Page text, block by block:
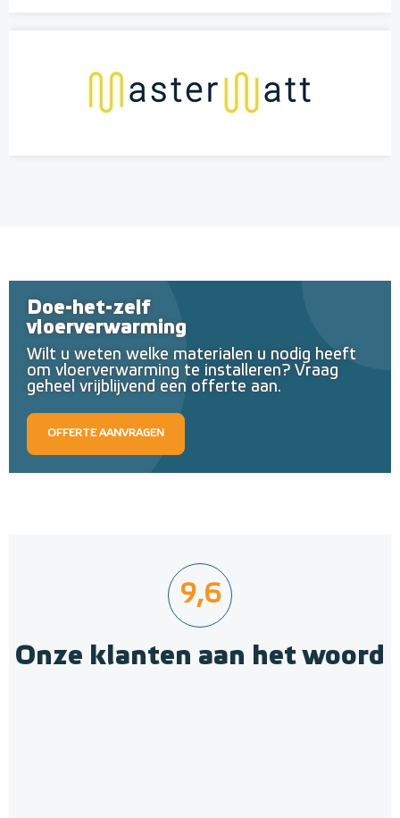
Doe-het-zelf
vloerverwarming
Wilt u weten welke materialen u nodig heeft
om vloerverwarming te installeren? Vraag
geheel vrijblijvend een offerte aan.
OFFERTE AANVRAGEN
9,6
Onze klanten aan het woord